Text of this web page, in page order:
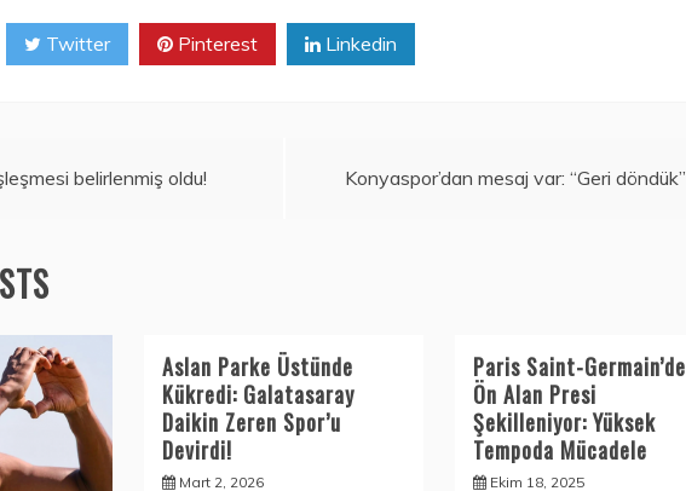
Twitter Pinterest Linkedin
belirlenmiş oldu! Konyaspor’dan mesaj var: “Geri döndük”
Aslan Parke Üstünde
Kükredi: Galatasaray
Daikin Zeren Spor’u
Devirdi!
Mart 2, 2026
Paris Saint-Germain’de
Ön Alan Presi
Şekilleniyor: Yüksek
Tempoda Mücadele
Ekim 18, 2025